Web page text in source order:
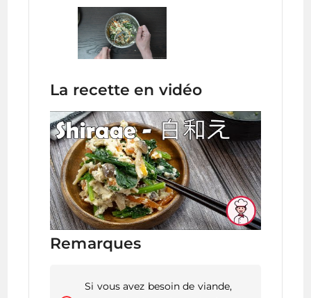
La recette en vidéo
Remarques
Si vous avez besoin de viande,